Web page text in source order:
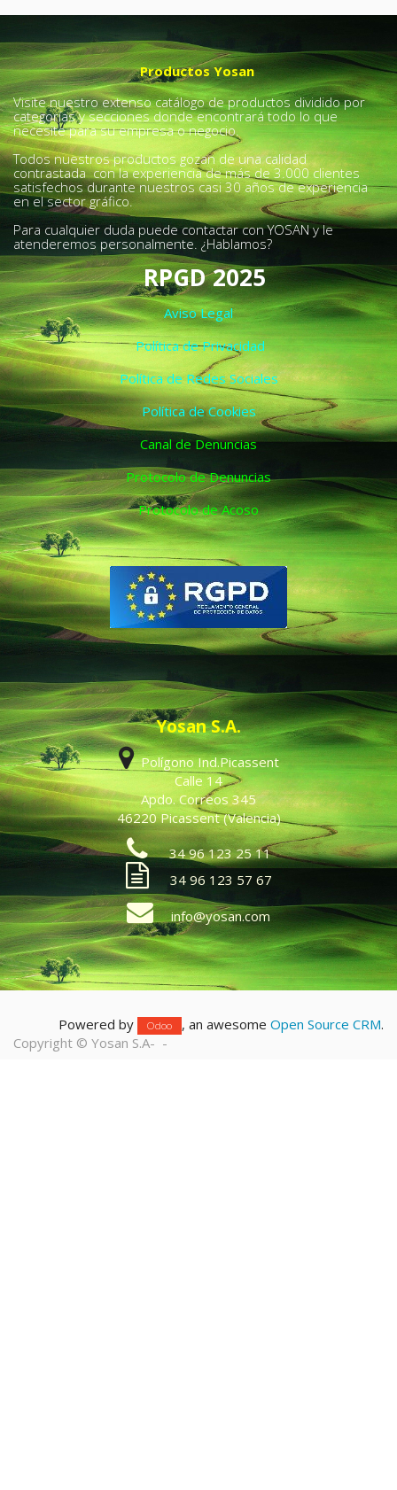
Productos Yosan
Visite nuestro extenso catálogo de productos dividido por
categorías y secciones donde encontrará todo lo que
necesite para su empresa o negocio.
Todos nuestros productos gozan de una calidad
contrastada con la experiencia de más de 3.000 clientes
satisfechos durante nuestros casi 30 años de experiencia
en el sector gráfico.
Para cualquier duda puede contactar con YOSAN y le
atenderemos personalmente. ¿Hablamos?
RPGD 2025
Aviso Legal
Política de Privacidad
Política de Redes Sociales
Política de Cookies
Canal de Denuncias
Protocolo de Denuncias
Protocolo de Acoso
Yosan S.A.
Polígono Ind.Picassent
Calle 14
Apdo. Correos 345
46220 Picassent (Valencia)
34 96 123 25 11
34 96 123 57 67
info@yosan.com
Powered by Odoo , an awesome Open Source CRM.
Copyright © Yosan S.A- -